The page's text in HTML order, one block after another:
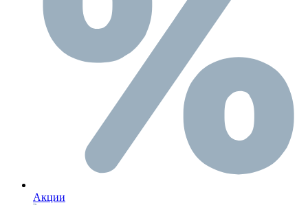
Акции